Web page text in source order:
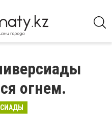
огнем.